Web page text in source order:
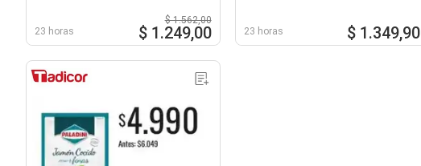
23 horas
$ 1.562,00
$ 1.249,00 23 horas $ 1.349,90